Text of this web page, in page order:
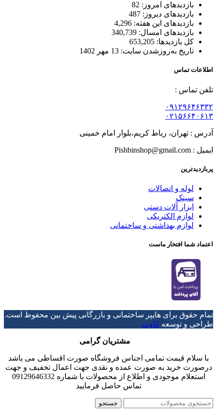
بازدیدهای امروز: 82
بازدیدهای دیروز: 487
بازدیدهای این هفته: 4,296
بازدیدهای امسال: 340,739
کل بازدیدها: 653,205
تاریخ به‌روزشدن سایت: 13 مهر 1402
اطلاعات تماس
تلفن تماس :
۰۹۱۲۹۶۴۶۳۳۲
۰۲۱۵۶۶۴۰۶۱۳
آدرس : تهران، رباط کریم،بلوار امام خمینی
ایمیل : Pishbinshop@gmail.com
پربازدیدترین
لوله و اتصالات
سینک
ابزار آلات دستی
لوازم الکتریکی
لوازم بهداشتی و ساختمانی
اعتماد شما افتخار ماست
تمام حقوق برای هایپر ساختمانی و بازرگانی پیش بین محفوظ است.
طراحی و توسعه کاوت
مشتریان گرامی
با سلام قیمت تمامی اجناس فروشگاه صورت اقساطی می باشد
درصورت خرید به صورت عمده و نقدی جهت اعمال تخفیف و جهت
استعلام موجودی و اطلاع از محصولات با شماره 09129646332
تماس حاصل فرمایید
جستجو